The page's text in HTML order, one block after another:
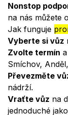
Nonstop
na nás můžete
Jak funguje
Vyberte si vůz
Zvolte termín
Smíchov, Anděl,
Převezměte
nádrží.
Vraťte vůz na
jednoduché